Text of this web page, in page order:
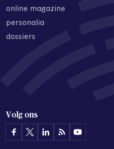
online magazine
personalia
dossiers
Volg ons